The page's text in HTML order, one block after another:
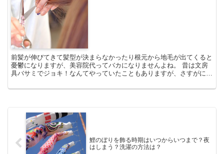
前髪が伸びてきて髪型が決まらなかったり根元から地毛が出てくると
憂鬱になりますが、美容院代ってバカになりませんよね。 昔は文房
具バサミでジョキ！なんてやっていたこともありますが、さすがに最
鯉のぼりを飾る時期はいつからいつまで？夜
はしまう？洗濯の方法は？